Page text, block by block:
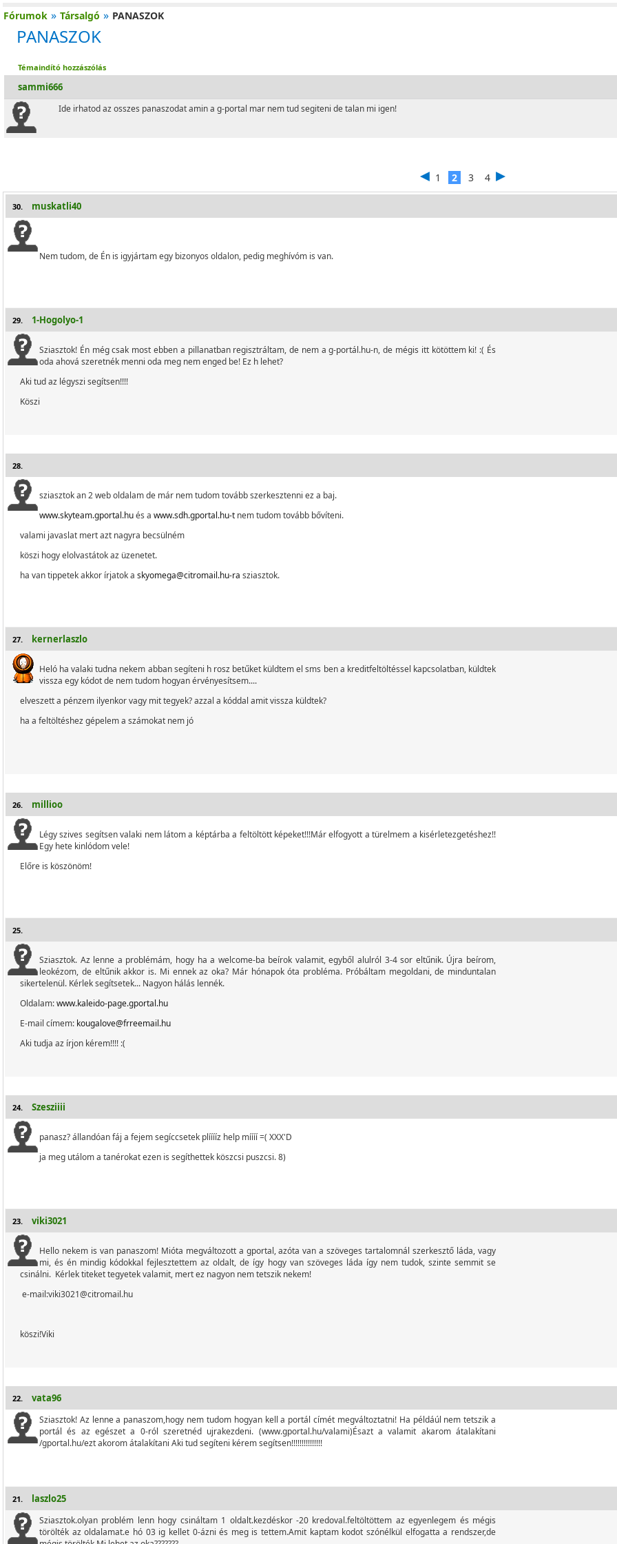
Fórumok » Társalgó » PANASZOK
PANASZOK
Témaindító hozzászólás
sammi666
Ide irhatod az osszes panaszodat amin a g-portal mar nem tud segiteni de talan mi igen!
1 2 3 4
30. muskatli40
Nem tudom, de Én is igyjártam egy bizonyos oldalon, pedig meghívóm is van.
29. 1-Hogolyo-1
Sziasztok! Én még csak most ebben a pillanatban regisztráltam, de nem a g-portál.hu-n, de mégis itt kötöttem ki! :( És
oda ahová szeretnék menni oda meg nem enged be! Ez h lehet?
Aki tud az légyszi segítsen!!!!
Köszi
28.
sziasztok an 2 web oldalam de már nem tudom tovább szerkesztenni ez a baj.
www.skyteam.gportal.hués a www.sdh.gportal.hu-t nem tudom tovább bővíteni.
valami javaslat mert azt nagyra becsülném
köszi hogy elolvastátok az üzenetet.
ha van tippetek akkor írjatok a skyomega@citromail.hu-ra sziasztok.
27. kernerlaszlo
Heló ha valaki tudna nekem abban segíteni h rosz betűket küldtem el sms ben a kreditfeltöltéssel kapcsolatban, küldtek
vissza egy kódot de nem tudom hogyan érvényesítsem....
elveszett a pénzem ilyenkor vagy mit tegyek? azzal a kóddal amit vissza küldtek?
ha a feltöltéshez gépelem a számokat nem jó
26. millioo
Légy szives segítsen valaki nem látom a képtárba a feltöltött képeket!!!Már elfogyott a türelmem a kisérletezgetéshez!!
Egy hete kinlódom vele!
Előre is köszönöm!
25.
Sziasztok. Az lenne a problémám, hogy ha a welcome-ba beírok valamit, egyből alulról 3-4 sor eltűnik. Újra beírom,
leokézom, de eltűnik akkor is. Mi ennek az oka? Már hónapok óta probléma. Próbáltam megoldani, de minduntalan
sikertelenül. Kérlek segítsetek... Nagyon hálás lennék.
Oldalam:www.kaleido-page.gportal.hu
E-mail címem: kougalove@frreemail.hu
Aki tudja az írjon kérem!!!! :(
24. Szesziiii
panasz? állandóan fáj a fejem segíccsetek plííííz help míííí =( XXX'D
ja meg utálom a tanérokat ezen is segíthettek köszcsi puszcsi. 8)
23. viki3021
Hello nekem is van panaszom! Mióta megváltozott a gportal, azóta van a szöveges tartalomnál szerkesztő láda, vagy
mi, és én mindig kódokkal fejlesztettem az oldalt, de így hogy van szöveges láda így nem tudok, szinte semmit se
csinálni. Kérlek titeket tegyetek valamit, mert ez nagyon nem tetszik nekem!
e-mail:viki3021@citromail.hu
köszi!Viki
22. vata96
Sziasztok! Az lenne a panaszom,hogy nem tudom hogyan kell a portál címét megváltoztatni! Ha példáúl nem tetszik a
portál és az egészet a 0-ról szeretnéd ujrakezdeni. (www.gportal.hu/valami)Ésazt a valamit akarom átalakítani
/gportal.hu/ezt akorom átalakítani Aki tud segíteni kérem segítsen!!!!!!!!!!!!!!!
21. laszlo25
Sziasztok.olyan problém lenn hogy csináltam 1 oldalt.kezdéskor -20 kredoval.feltöltöttem az egyenlegem és mégis
törölték az oldalamat.e hó 03 ig kellet 0-ázni és meg is tettem.Amit kaptam kodot szónélkül elfogatta a rendszer,de